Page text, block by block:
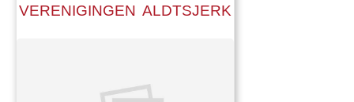
VERENIGINGEN ALDTSJERK